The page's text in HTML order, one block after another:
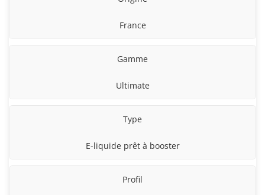
France
Gamme
Ultimate
Type
E-liquide prêt à booster
Profil